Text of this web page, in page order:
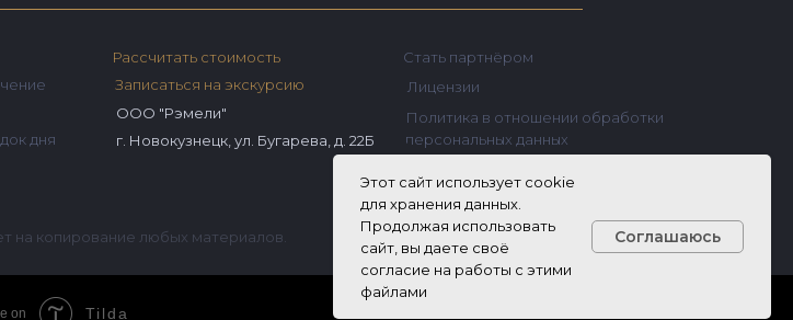
на копирование любых материалов.
дня
Рассчитать стоимость
Записаться на экскурсию
Политика в отношении обработки
персональных данных
Стать партнёром
Лицензии
г. Новокузнецк, ул. Бугарева, д. 22Б
ООО "Рэмели"
Этот сайт использует cookie
для хранения данных.
Продолжая использовать
сайт, вы даете своё
согласие на работы с этими
файлами
Соглашаюсь
on Tilda